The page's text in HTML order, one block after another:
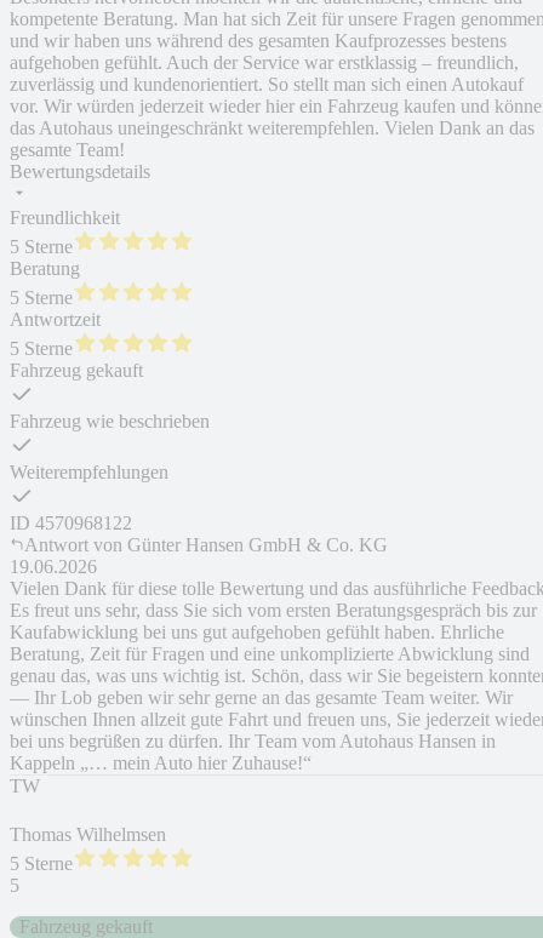
kompetente Beratung. Man hat sich Zeit für unsere Fragen
und wir haben uns während des gesamten Kaufprozesses bestens
aufgehoben gefühlt. Auch der Service war erstklassig – freundlich,
zuverlässig und kundenorientiert. So stellt man sich einen Autokauf
vor. Wir würden jederzeit wieder hier ein Fahrzeug kaufen und
das Autohaus uneingeschränkt weiterempfehlen. Vielen Dank an das
gesamte Team!
Bewertungsdetails
Freundlichkeit
5 Sterne
Beratung
5 Sterne
Antwortzeit
5 Sterne
Fahrzeug gekauft
Fahrzeug wie beschrieben
Weiterempfehlungen
ID 4570968122
Antwort von Günter Hansen GmbH & Co. KG
19.06.2026
Vielen Dank für diese tolle Bewertung und das ausführliche
Es freut uns sehr, dass Sie sich vom ersten Beratungsgespräch bis zur
Kaufabwicklung bei uns gut aufgehoben gefühlt haben. Ehrliche
Beratung, Zeit für Fragen und eine unkomplizierte Abwicklung sind
genau das, was uns wichtig ist. Schön, dass wir Sie begeistern
— Ihr Lob geben wir sehr gerne an das gesamte Team weiter. Wir
wünschen Ihnen allzeit gute Fahrt und freuen uns, Sie jederzeit
bei uns begrüßen zu dürfen. Ihr Team vom Autohaus Hansen in
Kappeln „… mein Auto hier Zuhause!“
TW
Thomas Wilhelmsen
5 Sterne
5
Fahrzeug gekauft